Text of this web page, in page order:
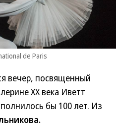
de Paris
вечер, посвященный
XX века Иветт
бы 100 лет. Из